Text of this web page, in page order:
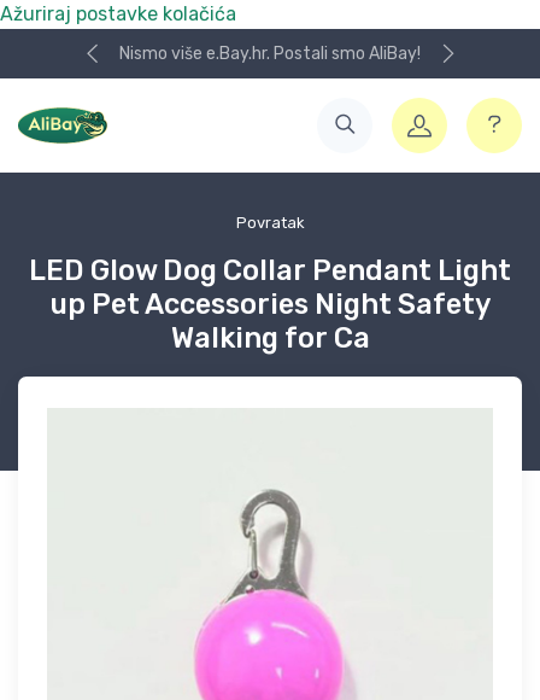
Ažuriraj postavke kolačića
Nismo više e.Bay.hr. Postali smo AliBay!
Povratak
LED Glow Dog Collar Pendant Light
up Pet Accessories Night Safety
Walking for Ca